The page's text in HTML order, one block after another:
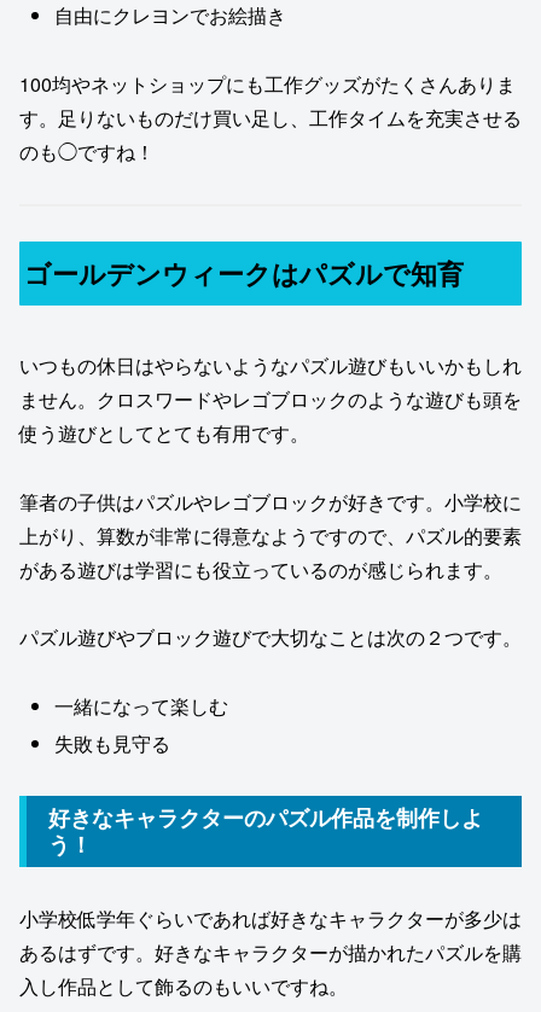
自由にクレヨンでお絵描き
100均やネットショップにも工作グッズがたくさんありま
す。足りないものだけ買い足し、工作タイムを充実させる
のも◯ですね！
ゴールデンウィークはパズルで知育
いつもの休日はやらないようなパズル遊びもいいかもしれ
ません。クロスワードやレゴブロックのような遊びも頭を
使う遊びとしてとても有用です。
筆者の子供はパズルやレゴブロックが好きです。小学校に
上がり、算数が非常に得意なようですので、パズル的要素
がある遊びは学習にも役立っているのが感じられます。
パズル遊びやブロック遊びで大切なことは次の２つです。
一緒になって楽しむ
失敗も見守る
好きなキャラクターのパズル作品を制作しよ
う！
小学校低学年ぐらいであれば好きなキャラクターが多少は
あるはずです。好きなキャラクターが描かれたパズルを購
入し作品として飾るのもいいですね。